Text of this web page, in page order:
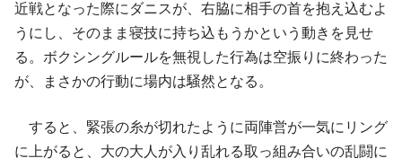
近戦となった際にダニスが、右脇に相手の首を抱え込むよ
うにし、そのまま寝技に持ち込もうかという動きを見せ
る。ボクシングルールを無視した行為は空振りに終わった
が、まさかの行動に場内は騒然となる。
すると、緊張の糸が切れたように両陣営が一気にリング
に上がると、大の大人が入り乱れる取っ組み合いの乱闘に